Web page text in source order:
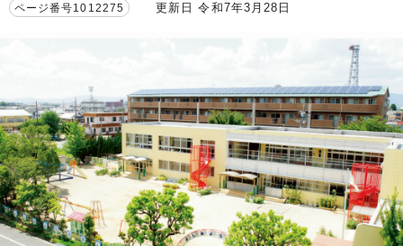
ページ番号1012275 更新日 令和7年3月28日